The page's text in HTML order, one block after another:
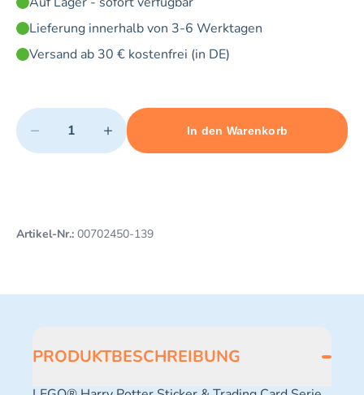
Lieferung innerhalb von 3-6 Werktagen
Versand ab 30 € kostenfrei (in DE)
Quantity
− +
Minimum quantity: 1 Maximum quantity: 3
In den Warenkorb
Add 1 item to cart
Artikel-Nr.: 00702450-139
PRODUKTBESCHREIBUNG